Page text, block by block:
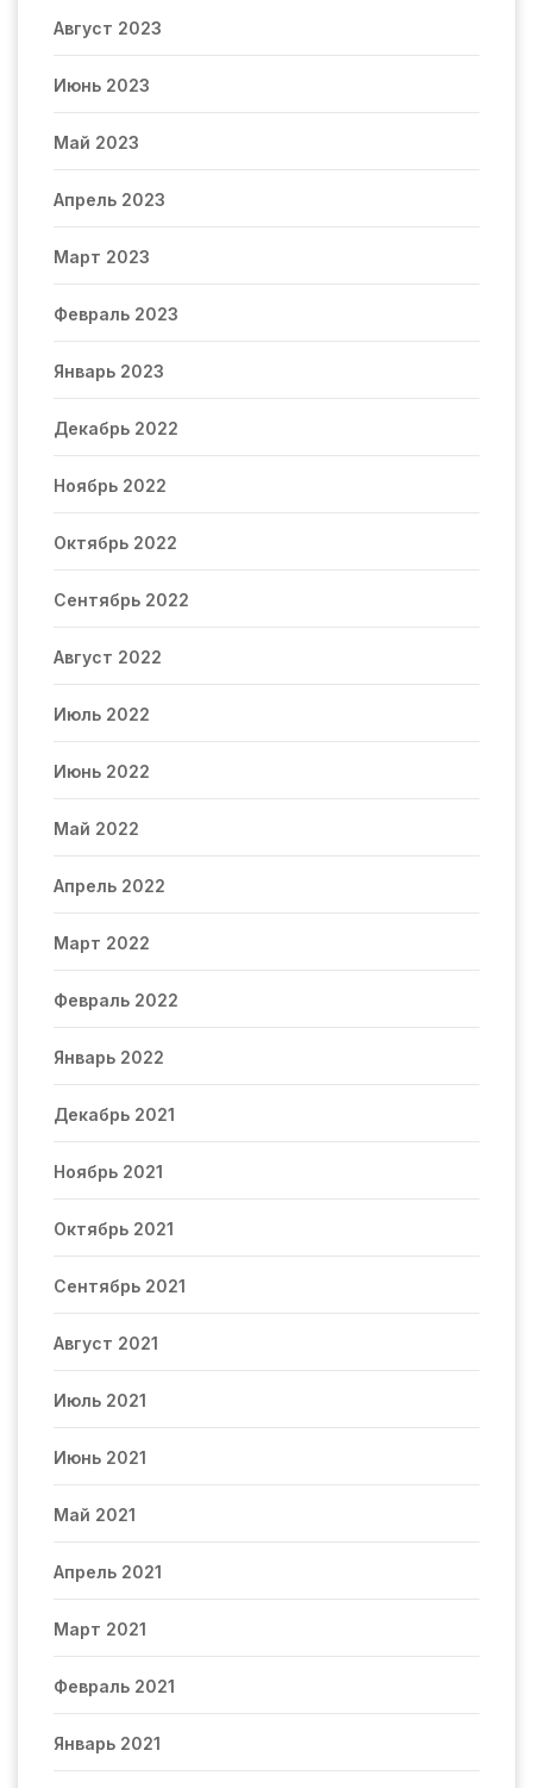
Август 2023
Июнь 2023
Май 2023
Апрель 2023
Март 2023
Февраль 2023
Январь 2023
Декабрь 2022
Ноябрь 2022
Октябрь 2022
Сентябрь 2022
Август 2022
Июль 2022
Июнь 2022
Май 2022
Апрель 2022
Март 2022
Февраль 2022
Январь 2022
Декабрь 2021
Ноябрь 2021
Октябрь 2021
Сентябрь 2021
Август 2021
Июль 2021
Июнь 2021
Май 2021
Апрель 2021
Март 2021
Февраль 2021
Январь 2021